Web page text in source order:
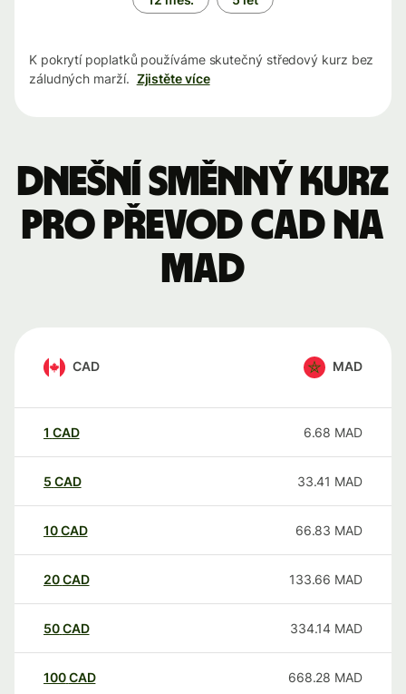
K pokrytí poplatků používáme skutečný středový kurz bez
záludných marží. Zjistěte více
Dnešní směnný kurz
pro převod CAD na
MAD
CAD MAD
1 CAD 6.68 MAD
5 CAD 33.41 MAD
10CAD 66.83 MAD
20CAD 133.66 MAD
50CAD 334.14 MAD
100CAD 668.28 MAD